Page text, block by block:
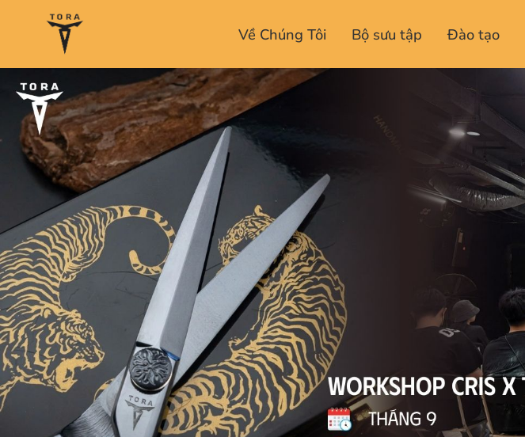
Về Chúng Tôi Bộ sưu tập Đào tạo